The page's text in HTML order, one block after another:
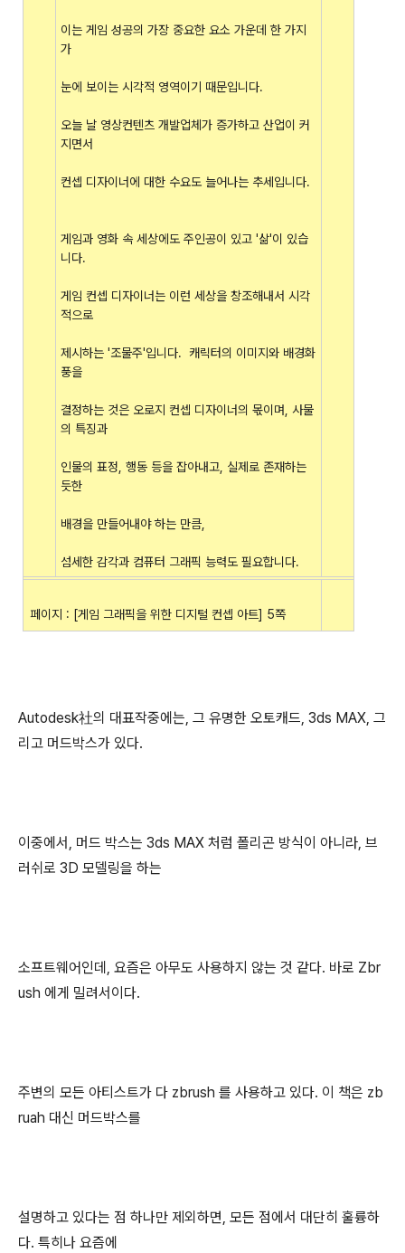
이는 게임 성공의 가장 중요한 요소 가운데 한 가지
가
눈에 보이는 시각적 영역이기 때문입니다.
오늘 날 영상컨텐츠 개발업체가 증가하고 산업이 커
지면서
컨셉 디자이너에 대한 수요도 늘어나는 추세입니다.
게임과 영화 속 세상에도 주인공이 있고 '삶'이 있습
니다.
게임 컨셉 디자이너는 이런 세상을 창조해내서 시각
적으로
제시하는 '조물주'입니다. 캐릭터의 이미지와 배경화
풍을
결정하는 것은 오로지 컨셉 디자이너의 몫이며, 사물
의 특징과
인물의 표정, 행동 등을 잡아내고, 실제로 존재하는
듯한
배경을 만들어내야 하는 만큼,
섬세한 감각과 컴퓨터 그래픽 능력도 필요합니다.
페이지 : [게임 그래픽을 위한 디지털 컨셉 아트] 5쪽
Autodesk社의 대표작중에는, 그 유명한 오토캐드, 3ds MAX, 그
리고 머드박스가 있다.
이중에서, 머드 박스는 3ds MAX 처럼 폴리곤 방식이 아니라, 브
러쉬로 3D 모델링을 하는
소프트웨어인데, 요즘은 아무도 사용하지 않는 것 같다. 바로 Zbr
ush 에게 밀려서이다.
주변의 모든 아티스트가 다 zbrush 를 사용하고 있다. 이 책은 zb
ruah 대신 머드박스를
설명하고 있다는 점 하나만 제외하면, 모든 점에서 대단히 훌륭하
다. 특히나 요즘에